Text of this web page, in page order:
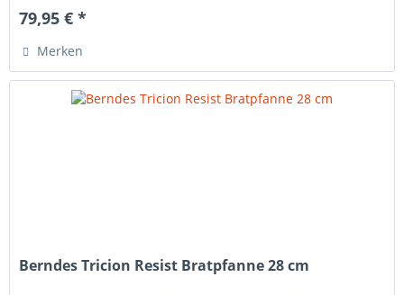
79,95 € *
Merken
Berndes Tricion Resist Bratpfanne 28 cm